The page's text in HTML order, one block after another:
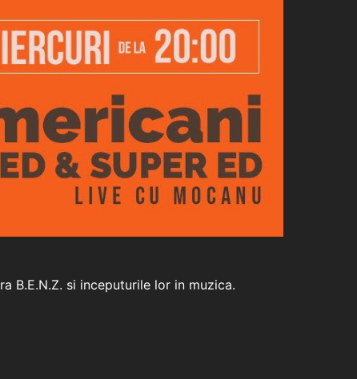
B.E.N.Z. si inceputurile lor in muzica.